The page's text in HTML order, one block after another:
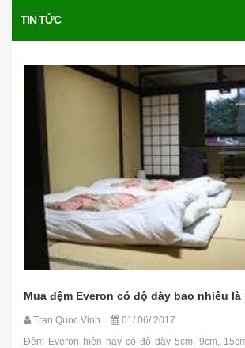
TIN TỨC
Mua đệm Everon có độ dày bao nhiêu
Tran Quoc Vinh
01/ 06/ 2017
Đệm Everon hiện nay có độ dày 5cm, 9cm,